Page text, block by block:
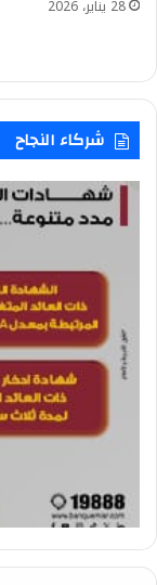
28 يناير، 2026
شركاء النجاح